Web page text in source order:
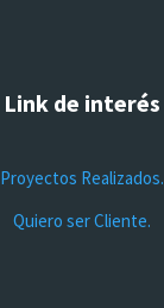
Link de interés
Proyectos Realizados.
Quiero ser Cliente.